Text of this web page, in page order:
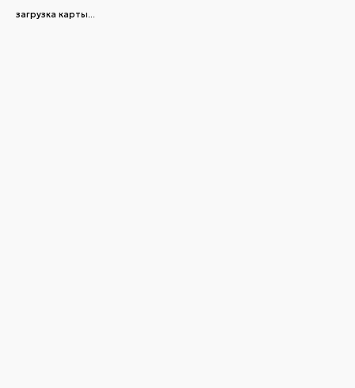
загрузка карты...